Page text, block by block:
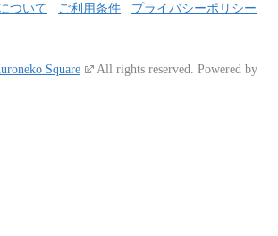
ついて ご利用条件
プライバシーポリシー
Square All rights reserved. Powered by